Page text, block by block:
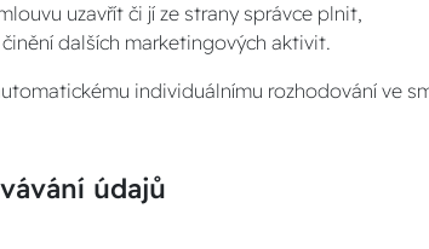
uzavřít či jí ze strany správce plnit,
dalších marketingových aktivit.
individuálnímu rozhodování ve
údajů